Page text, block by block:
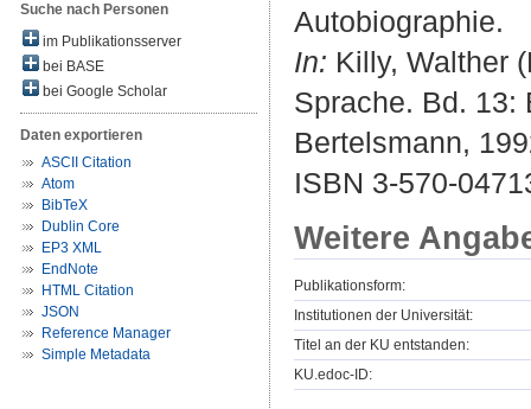
Suche nach Personen
im Publikationsserver
bei BASE
bei Google Scholar
Daten exportieren
ASCII Citation
Atom
BibTeX
Dublin Core
EP3 XML
EndNote
HTML Citation
JSON
Reference Manager
Simple Metadata
Autobiographie.
In: Killy, Walther
Sprache. Bd. 13:
Bertelsmann,
ISBN 3-570-
Weitere
Publikationsform:
Institutionen der Universität:
Titel an der KU entstanden:
KU.edoc-ID: